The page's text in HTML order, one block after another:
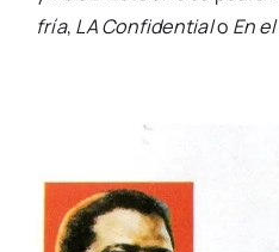
fría, LA Con­fi­den­tialo En